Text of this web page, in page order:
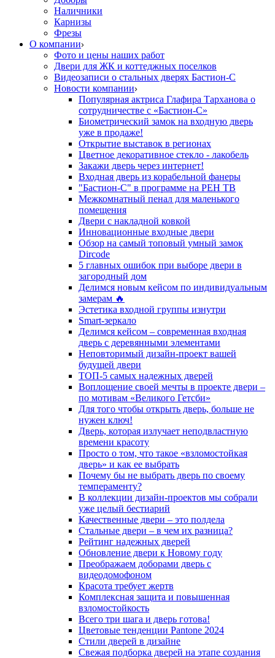
Наличники
Карнизы
Фрезы
О компании
Фото и цены наших работ
Двери для ЖК и коттеджных поселков
Видеозаписи о стальных дверях Бастион-С
Новости компании
Популярная актриса Глафира Тарханова о
сотрудничестве с «Бастион-С»
Биометрический замок на входную дверь
уже в продаже!
Открытие выставок в регионах
Цветное декоративное стекло - лакобель
Закажи дверь через интернет!
Входная дверь из корабельной фанеры
"Бастион-С" в программе на РЕН ТВ
Межкомнатный пенал для маленького
помещения
Двери с накладной ковкой
Инновационные входные двери
Обзор на самый топовый умный замок
Dircode
5 главных ошибок при выборе двери в
загородный дом
Делимся новым кейсом по индивидуальным
замерам 🔥
Эстетика входной группы изнутри
Smart-зеркало
Делимся кейсом – современная входная
дверь с деревянными элементами
Неповторимый дизайн-проект вашей
будущей двери
ТОП-5 самых надежных дверей
Воплощение своей мечты в проекте двери –
по мотивам «Великого Гетсби»
Для того чтобы открыть дверь, больше не
нужен ключ!
Дверь, которая излучает неподвластную
времени красоту
Просто о том, что такое «взломостойкая
дверь» и как ее выбрать
Почему бы не выбрать дверь по своему
темпераменту?
В коллекции дизайн-проектов мы собрали
уже целый бестиарий
Качественные двери – это полдела
Стальные двери – в чем их разница?
Рейтинг надежных дверей
Обновление двери к Новому году
Преображаем доборами дверь с
видеодомофоном
Красота требует жертв
Комплексная защита и повышенная
взломостойкость
Всего три шага и дверь готова!
Цветовые тенденции Pantone 2024
Стили дверей в дизайне
Свежая подборка дверей на этапе создания